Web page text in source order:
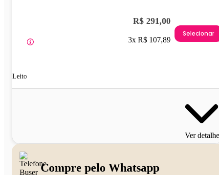
Leito
R$ 291,00
3x R$ 107,89
Selecionar
Ver
Compre pelo Whatsapp